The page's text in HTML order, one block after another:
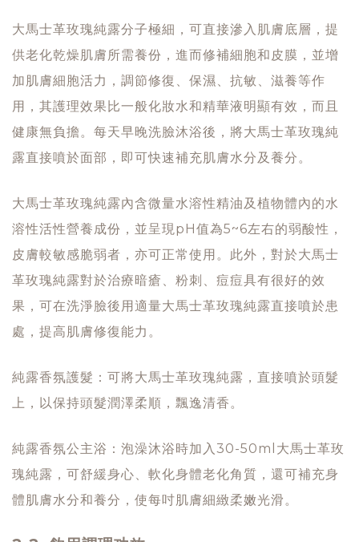
大馬士革玫瑰純露分子極細，可直接滲入肌膚底層，提
供老化乾燥肌膚所需養份，進而修補細胞和皮膜，並增
加肌膚細胞活力，調節修復、保濕、抗敏、滋養等作
用，其護理效果比一般化妝水和精華液明顯有效，而且
健康無負擔。每天早晚洗臉沐浴後，將大馬士革玫瑰純
露直接噴於面部，即可快速補充肌膚水分及養分。
大馬士革玫瑰純露內含微量水溶性精油及植物體內的水
溶性活性營養成份，並呈現pH值為5~6左右的弱酸性，
皮膚較敏感脆弱者，亦可正常使用。此外，對於大馬士
革玫瑰純露對於治療暗瘡、粉刺、痘痘具有很好的效
果，可在洗淨臉後用適量大馬士革玫瑰純露直接噴於患
處，提高肌膚修復能力。
純露香氛護髮：可將大馬士革玫瑰純露，直接噴於頭髮
上，以保持頭髮潤澤柔順，飄逸清香。
純露香氛公主浴：泡澡沐浴時加入30-50ml大馬士革玫
瑰純露，可舒緩身心、軟化身體老化角質，還可補充身
體肌膚水分和養分，使每吋肌膚細緻柔嫩光滑。